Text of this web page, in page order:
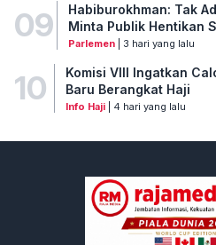
09
Habiburokhman: Tak
Minta Publik Hentikan
Parlemen| 3 hari yang lalu
10
Komisi VIII Ingatkan
Baru Berangkat Haji
Info Haji| 4 hari yang lalu